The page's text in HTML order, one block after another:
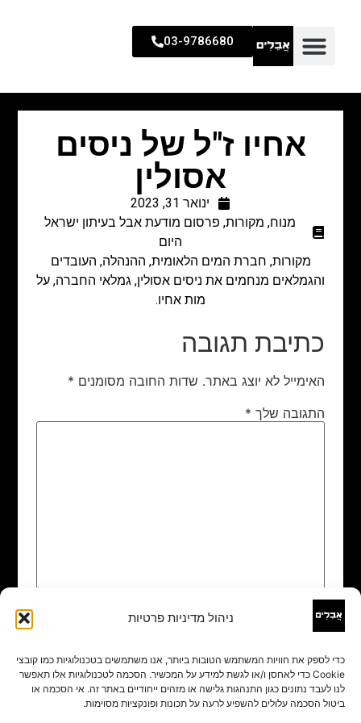
ניהול מדיניות פרטיות
כדי לספק את חוויות המשתמש הטובות ביותר, אנו משתמשים בטכנולוגיות כמו קובצי
Cookie כדי לאחסן ו/או לגשת למידע על המכשיר. הסכמה לטכנולוגיות אלו תאפשר
לנו לעבד נתונים כגון התנהגות גלישה או מזהים ייחודיים באתר זה. אי הסכמה או
ביטול הסכמה עלולים להשפיע לרעה על תכונות ופונקציות מסוימות.
03-9786680
אחיו ז"ל של ניסים
אסולין
ינואר 31, 2023
מנוח, מקורות, פרסום מודעת אבל בעיתון ישראל
היום
מקורות, חברת המים הלאומית, ההנהלה, העובדים
והגמלאים מנחמים את ניסים אסולין, גמלאי החברה, על
מות אחיו.
כתיבת תגובה
האימייל לא יוצג באתר. שדות החובה מסומנים *
התגובה שלך *
שם
אימייל*